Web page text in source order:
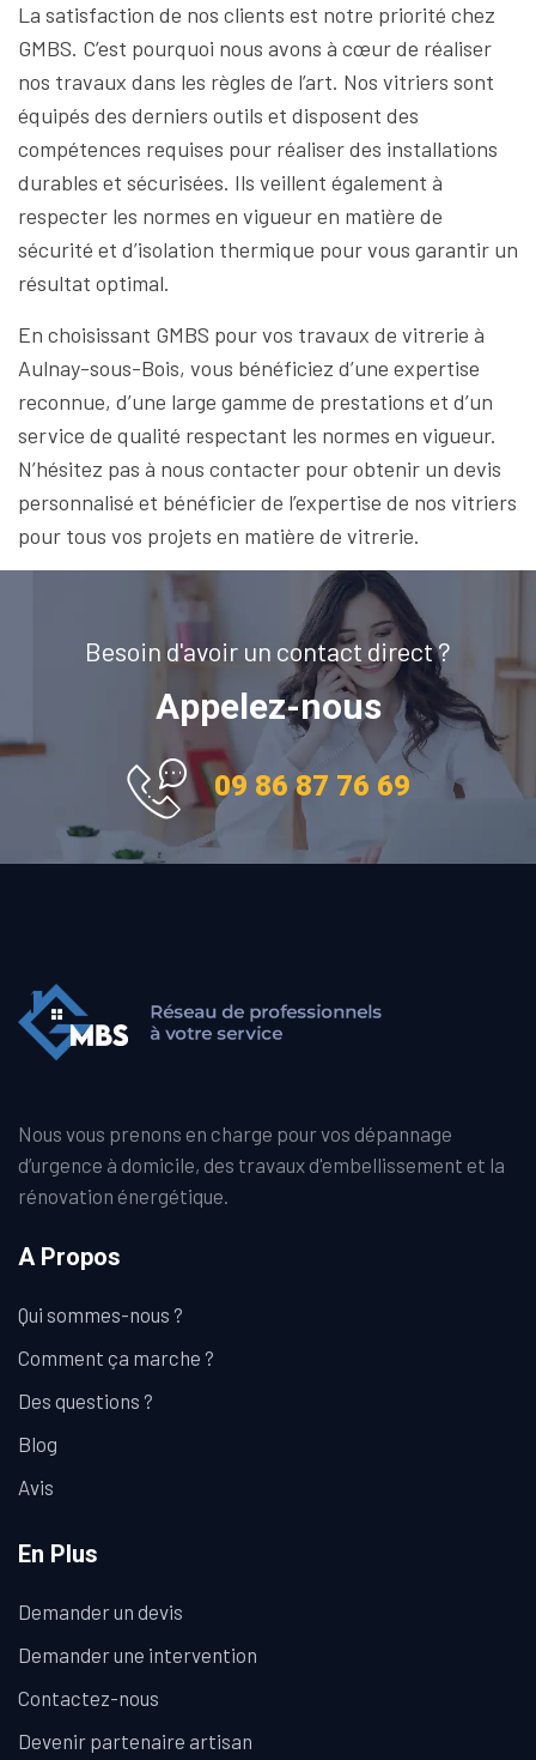
La satisfaction de nos clients est notre priorité chez
GMBS. C’est pourquoi nous avons à cœur de réaliser
nos travaux dans les règles de l’art. Nos vitriers sont
équipés des derniers outils et disposent des
compétences requises pour réaliser des installations
durables et sécurisées. Ils veillent également à
respecter les normes en vigueur en matière de
sécurité et d’isolation thermique pour vous garantir un
résultat optimal.
En choisissant GMBS pour vos travaux de vitrerie à
Aulnay-sous-Bois, vous bénéficiez d’une expertise
reconnue, d’une large gamme de prestations et d’un
service de qualité respectant les normes en vigueur.
N’hésitez pas à nous contacter pour obtenir un devis
personnalisé et bénéficier de l’expertise de nos vitriers
pour tous vos projets en matière de vitrerie.
Besoin d'avoir un contact direct ?
Appelez-nous
09 86 87 76 69
Nous vous prenons en charge pour vos dépannage
d’urgence à domicile, des travaux d'embellissement et la
rénovation énergétique.
A Propos
Qui sommes-nous ?
Comment ça marche ?
Des questions ?
Blog
Avis
En Plus
Demander un devis
Demander une intervention
Contactez-nous
Devenir partenaire artisan